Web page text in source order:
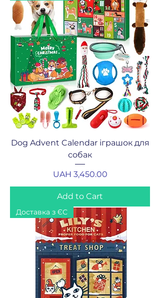
Dog Advent Calendar іграшок для
собак
Price
UAH 3,450.00
Add to Cart
Доставка з ЄС